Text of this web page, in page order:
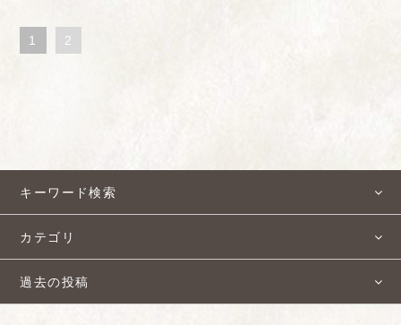
1 2
キーワード検索
カテゴリ
過去の投稿